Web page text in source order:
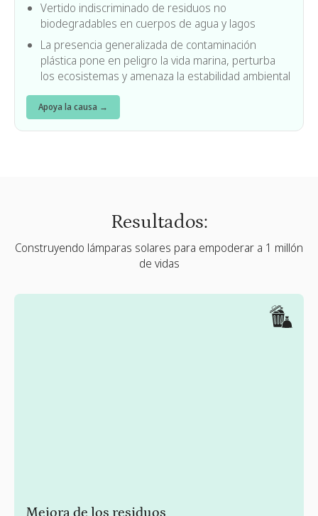
Vertido indiscriminado de residuos no
biodegradables en cuerpos de agua y lagos
La presencia generalizada de contaminación
plástica pone en peligro la vida marina, perturba
los ecosistemas y amenaza la estabilidad ambiental
Apoya la causa →
Resultados:
Construyendo lámparas solares para empoderar a 1 millón
de vidas
Mejora de los residuos